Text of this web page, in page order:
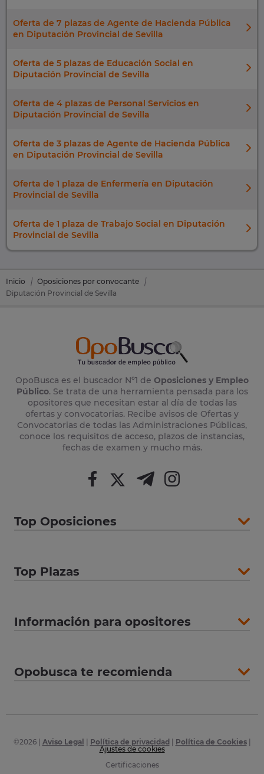
Oferta de 7 plazas de Agente de Hacienda Pública
en Diputación Provincial de Sevilla
Oferta de 5 plazas de Educación Social en
Diputación Provincial de Sevilla
Oferta de 4 plazas de Personal Servicios en
Diputación Provincial de Sevilla
Oferta de 3 plazas de Agente de Hacienda Pública
en Diputación Provincial de Sevilla
Oferta de 1 plaza de Enfermería en Diputación
Provincial de Sevilla
Oferta de 1 plaza de Trabajo Social en Diputación
Provincial de Sevilla
Inicio
Oposiciones por convocante
Diputación Provincial de Sevilla
OpoBusca es el buscador Nº1 de Oposiciones y Empleo
Público. Se trata de una herramienta pensada para los
opositores que necesitan estar al día de todas las
ofertas y convocatorias. Recibe avisos de Ofertas y
Convocatorias de todas las Administraciones Públicas,
conoce los requisitos de acceso, plazos de instancias,
fechas de examen y mucho más.
Top Oposiciones
Top Plazas
Información para opositores
Opobusca te recomienda
©2026| Aviso Legal Política de privacidad Política de Cookies|
Ajustes de cookies
Certificaciones